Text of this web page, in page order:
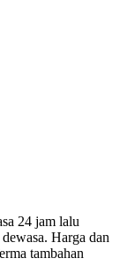
24 jam lalu
Harga dan
tambahan